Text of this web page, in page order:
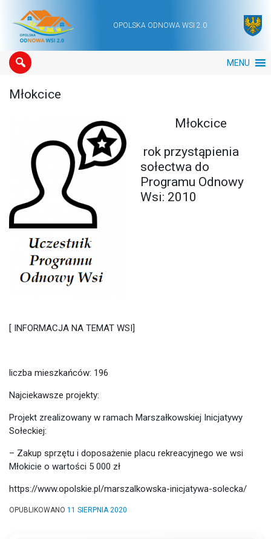
Main NavigationOPOLSKA ODNOWA WSI 2.0
MENU
Młokcice
Młokcice
rok przystąpienia
sołectwa do
Programu Odnowy
Wsi: 2010
[ INFORMACJA NA TEMAT WSI]
liczba mieszkańców: 196
Najciekawsze projekty:
Projekt zrealizowany w ramach Marszałkowskiej Inicjatywy
Sołeckiej:
– Zakup sprzętu i doposażenie placu rekreacyjnego we wsi
Młokicie o wartości 5 000 zł
https://www.opolskie.pl/marszalkowska-inicjatywa-solecka/
OPUBLIKOWANO 11 SIERPNIA 2020